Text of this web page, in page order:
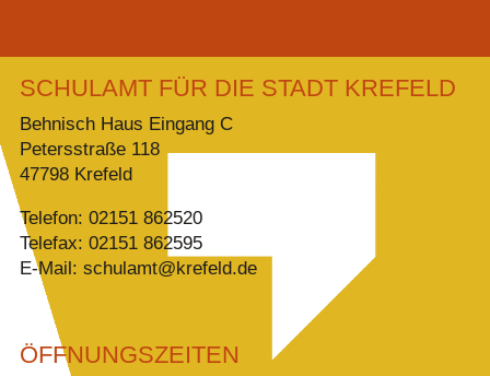
SCHULAMT FÜR DIE STADT KREFELD
Behnisch Haus Eingang C
Petersstraße 118
47798 Krefeld
Telefon: 02151 862520
Telefax: 02151 862595
E-Mail: schulamt@krefeld.de
ÖFFNUNGSZEITEN